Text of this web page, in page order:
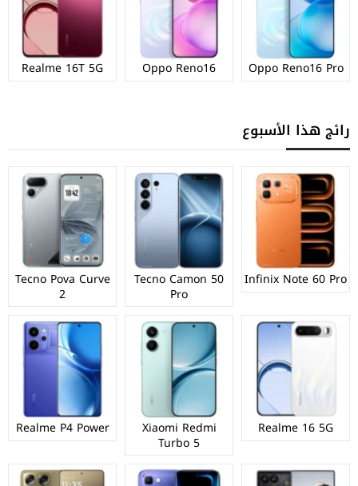
Oppo Reno16 Pro
Oppo Reno16
Realme 16T 5G
رائج هذا الأسبوع
Infinix Note 60 Pro
Tecno Camon 50
Pro
Tecno Pova Curve
2
Realme 16 5G
Xiaomi Redmi
Turbo 5
Realme P4 Power